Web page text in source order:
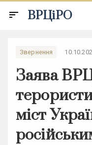
sort ВРЦіРО
Звернення
Заява
міст